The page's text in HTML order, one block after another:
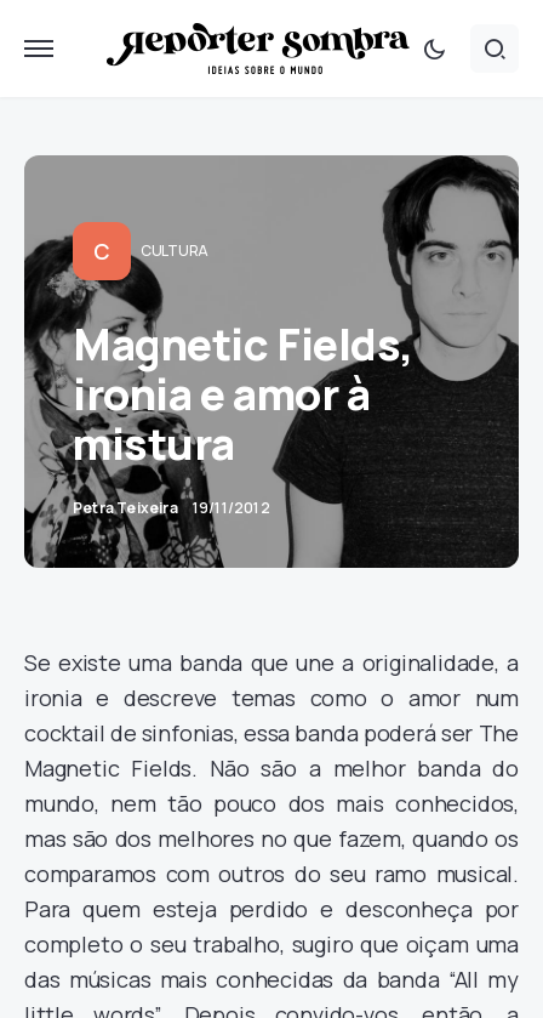
C CULTURA
Magnetic Fields,
ironia e amor à
mistura
Petra Teixeira 19/11/2012
Se existe uma banda que une a originalidade, a
ironia e descreve temas como o amor num
cocktail de sinfonias, essa banda poderá ser The
Magnetic Fields. Não são a melhor banda do
mundo, nem tão pouco dos mais conhecidos,
mas são dos melhores no que fazem, quando os
comparamos com outros do seu ramo musical.
Para quem esteja perdido e desconheça por
completo o seu trabalho, sugiro que oiçam uma
das músicas mais conhecidas da banda “All my